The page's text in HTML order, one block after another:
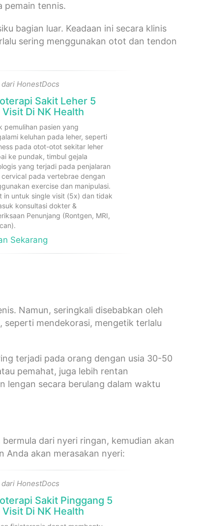
pemain tennis.
bagian luar. Keadaan ini secara klinis
sering menggunakan otot dan tendon
HonestDocs
Sakit Leher 5
Visit Di NK Health
pemulihan pasien yang
keluhan pada leher, seperti
pada otot-otot sekitar leher
ke pundak, timbul gejala
yang terjadi pada penjalaran
cervical pada vertebrae dengan
exercise dan manipulasi.
in untuk single visit (5x) dan tidak
konsultasi dokter &
Penunjang (Rontgen, MRI,
Sekarang
Namun, seringkali disebabkan oleh
mendekorasi, mengetik terlalu
terjadi pada orang dengan usia 30-50
pemahat, juga lebih rentan
lengan secara berulang dalam waktu
dari nyeri ringan, kemudian akan
Anda akan merasakan nyeri:
HonestDocs
Sakit Pinggang 5
Visit Di NK Health